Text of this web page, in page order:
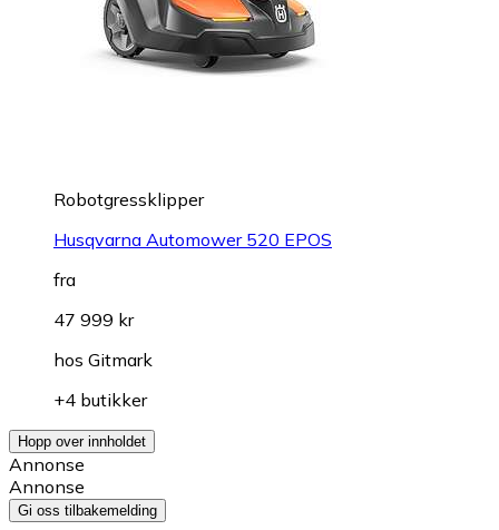
Robotgressklipper
Husqvarna Automower 520 EPOS
fra
47 999 kr
hos Gitmark
+4 butikker
Hopp over innholdet
Annonse
Annonse
Gi oss tilbakemelding